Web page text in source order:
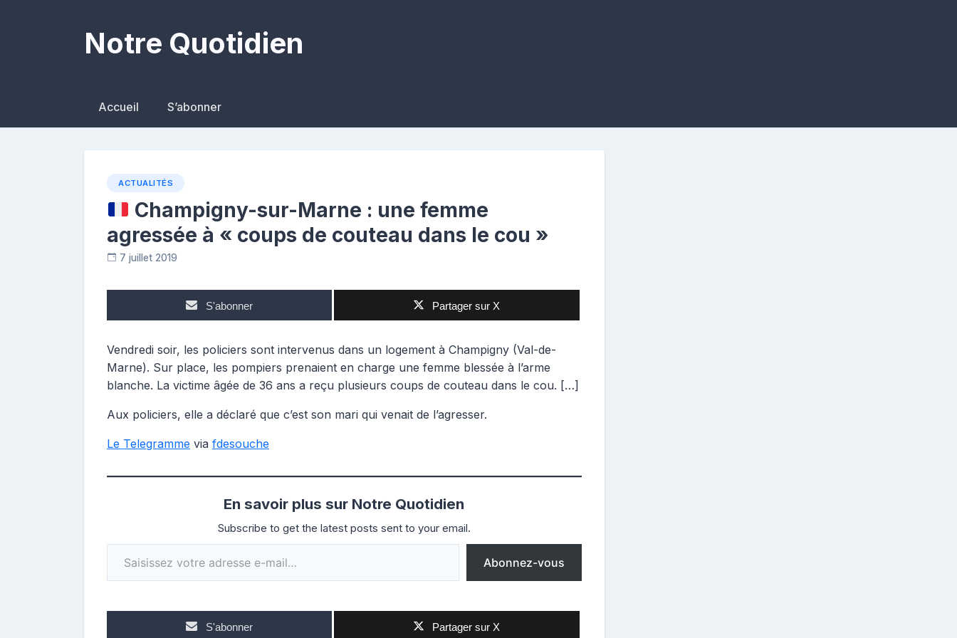
Notre Quotidien
Accueil S’abonner
ACTUALITÉS
Champigny-sur-Marne : une femme
agressée à « coups de couteau dans le cou »
7 juillet 2019
o
n
i
t
i
e
S'abonner Partager sur X
Vendredi soir, les policiers sont intervenus dans un logement à Champigny (Val-de-
Marne). Sur place, les pompiers prenaient en charge une femme blessée à l’arme
blanche. La victime âgée de 36 ans a reçu plusieurs coups de couteau dans le cou. […]
Aux policiers, elle a déclaré que c’est son mari qui venait de l’agresser.
Le Telegramme via fdesouche
En savoir plus sur Notre Quotidien
Subscribe to get the latest posts sent to your email.
Saisissez votre adresse e-mail…
Abonnez-vous
S'abonner Partager sur X